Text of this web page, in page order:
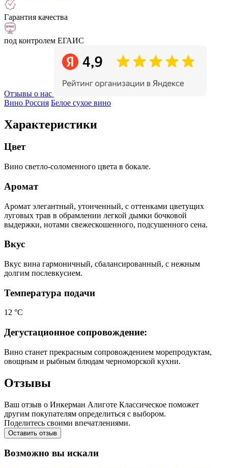
Гарантия качества
под контролем ЕГАИС
Отзывы о нас
Вино Россия Белое сухое вино
Характеристики
Цвет
Вино светло-соломенного цвета в бокале.
Аромат
Аромат элегантный, утонченный, с оттенками цветущих
луговых трав в обрамлении легкой дымки бочковой
выдержки, нотами свежескошенного, подсушенного сена.
Вкус
Вкус вина гармоничный, сбалансированный, с нежным
долгим послевкусием.
Температура подачи
12 °С
Дегустационное сопровождение:
Вино станет прекрасным сопровождением морепродуктам,
овощным и рыбным блюдам черноморской кухни.
Отзывы
Ваш отзыв о Инкерман Алиготе Классическое поможет
другим покупателям определиться с выбором.
Поделитесь своими впечатлениями.
Оставить отзыв
Возможно вы искали